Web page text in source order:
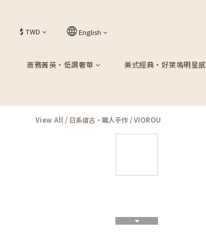
$ TWD English
商務菁英・低調奢華 美式經典・好萊塢明星感
View All / 日系復古・職人手作 /VIOROU